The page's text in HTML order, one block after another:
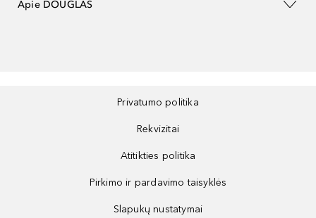
Apie DOUGLAS
Privatumo politika
Rekvizitai
Atitikties politika
Pirkimo ir pardavimo taisyklės
Slapukų nustatymai